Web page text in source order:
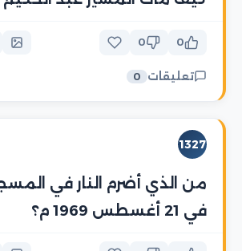
0
0
تعليقات 0
1327
من الذي أضرم النار في
في 21 أغسطس 1969 م؟